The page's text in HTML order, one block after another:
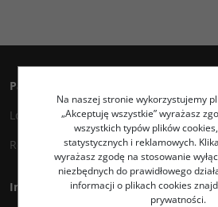
Panel klienta
Logowanie
Rejestracja
Informacje
Na naszej stronie wykorzystujemy
„Akceptuję wszystkie” wyrażasz
wszystkich typów plików
statystycznych i reklamowych.
wyrażasz zgodę na stosowanie
niezbędnych do prawidłowego
informacji o plikach cookies
prywatności.